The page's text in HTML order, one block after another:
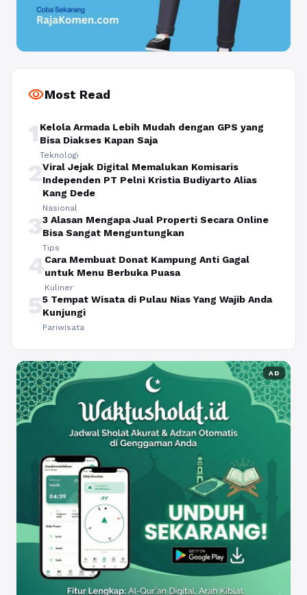
visibilityMost Read
1 Kelola Armada Lebih Mudah dengan GPS yang
Bisa Diakses Kapan Saja
Teknologi
2Viral Jejak Digital Memalukan Komisaris
Independen PT Pelni Kristia Budiyarto Alias
Kang Dede
Nasional
33 Alasan Mengapa Jual Properti Secara Online
Bisa Sangat Menguntungkan
Tips
4Cara Membuat Donat Kampung Anti Gagal
untuk Menu Berbuka Puasa
Kuliner
55 Tempat Wisata di Pulau Nias Yang Wajib Anda
Kunjungi
Pariwisata
AD